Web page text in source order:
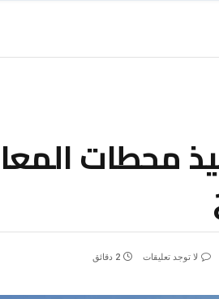
محطات
لا توجد تعليقات 2 دقائق